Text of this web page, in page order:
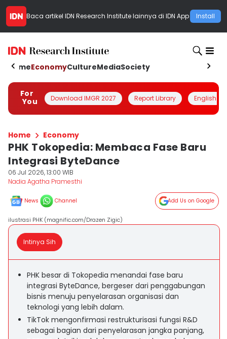
Baca artikel IDN Research Institutelainnya di IDN App Install
HomeEconomyCultureMediaSociety
For
You
Download IMGR 2027 Report Library English
Home Economy
PHK Tokopedia: Membaca Fase Baru
Integrasi ByteDance
06 Jul 2026, 13:00 WIB
Nadia Agatha Pramesthi
News Channel Add Us on Google
ilustrasi PHK (magnific.com/Drazen Zigic)
Intinya Sih
PHK besar di Tokopedia menandai fase baru
integrasi ByteDance, bergeser dari penggabungan
bisnis menuju penyelarasan organisasi dan
teknologi yang lebih dalam.
TikTok mengonfirmasi restrukturisasi fungsi R&D
sebagai bagian dari penyelarasan jangka panjang,